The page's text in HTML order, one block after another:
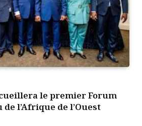
le premier Forum
de l’Afrique de l’Ouest